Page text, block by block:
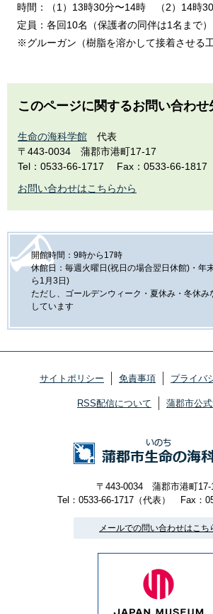
時間：（1）13時30分〜14時 （2）14時
定員：各回10名（保護者の同伴は1名まで
※グルーガン（樹脂を溶かして接着させる工
このページに関するお問い合わせ
生命の海科学館
代表
〒443-0034
蒲郡市港町17-17
Tel：0533-66-1717
Fax：0533-66-1817
お問い合わせはこちらから
開館時間：9時から17時
休館日：毎週火曜日(祝日の場合翌日休館)・年
ら1月3日)
ただし、ゴールデンウィーク・夏休み・冬休み
しています
サイトポリシー 免責事項 プライバ
RSS配信について 蒲郡市公
〒443-0034 蒲郡市港町17-
Tel：0533-66-1717（代表）
Fax：
メールでの問い合わせはこち